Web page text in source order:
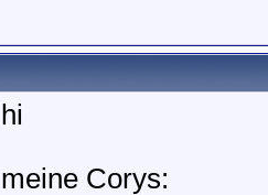
hi
meine Corys: